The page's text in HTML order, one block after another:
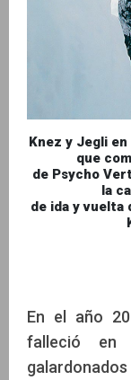
Knez y Jegli
que
de Psycho
la
de ida y vuelta
En el año
falleció en